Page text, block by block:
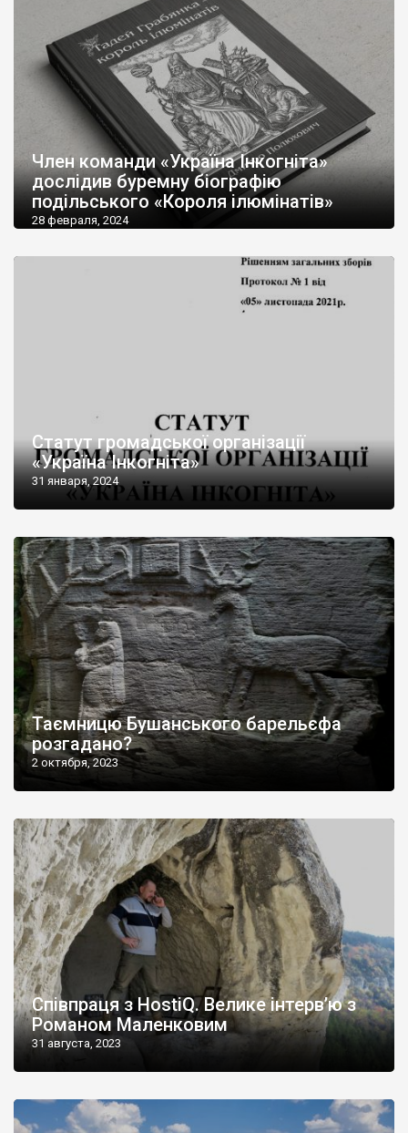
Член команди «Україна Інкогніта»
дослідив буремну біографію
подільського «Короля ілюмінатів»
28 февраля, 2024
Статут громадської організації
«Україна Інкогніта»
31 января, 2024
Таємницю Бушанського барельєфа
розгадано?
2 октября, 2023
Співпраця з HostiQ. Велике інтерв’ю з
Романом Маленковим
31 августа, 2023